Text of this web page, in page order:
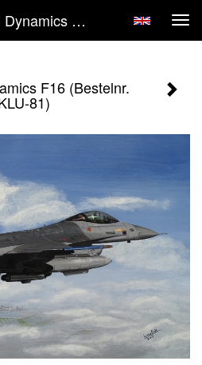
Lex Van Eck - General Dynamics F16 (Bestelnr. KLU-81)
F16 (Bestelnr.
81)